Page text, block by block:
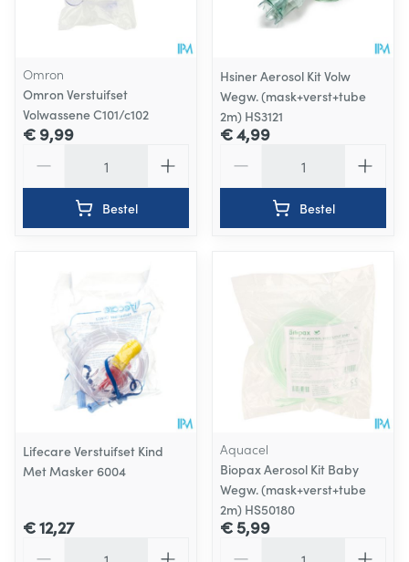
Omron
Omron Verstuifset
Volwassene C101/c102
€ 9,99
Bestel
Hsiner Aerosol Kit Volw
Wegw. (mask+verst+tube
2m) HS3121
€ 4,99
Bestel
Lifecare Verstuifset Kind
Met Masker 6004
€ 12,27
Aquacel
Biopax Aerosol Kit Baby
Wegw. (mask+verst+tube
2m) HS50180
€ 5,99